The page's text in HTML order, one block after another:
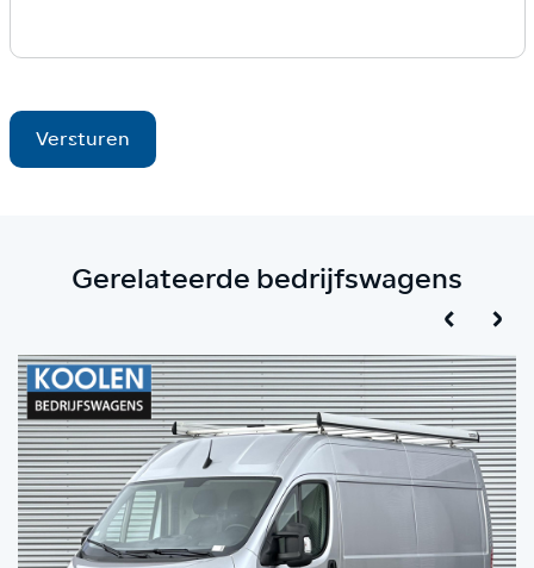
Versturen
Gerelateerde bedrijfswagens